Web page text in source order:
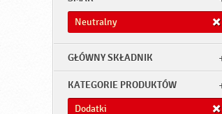
Neutralny
GŁÓWNY SKŁADNIK
KATEGORIE PRODUKTÓW
Dodatki